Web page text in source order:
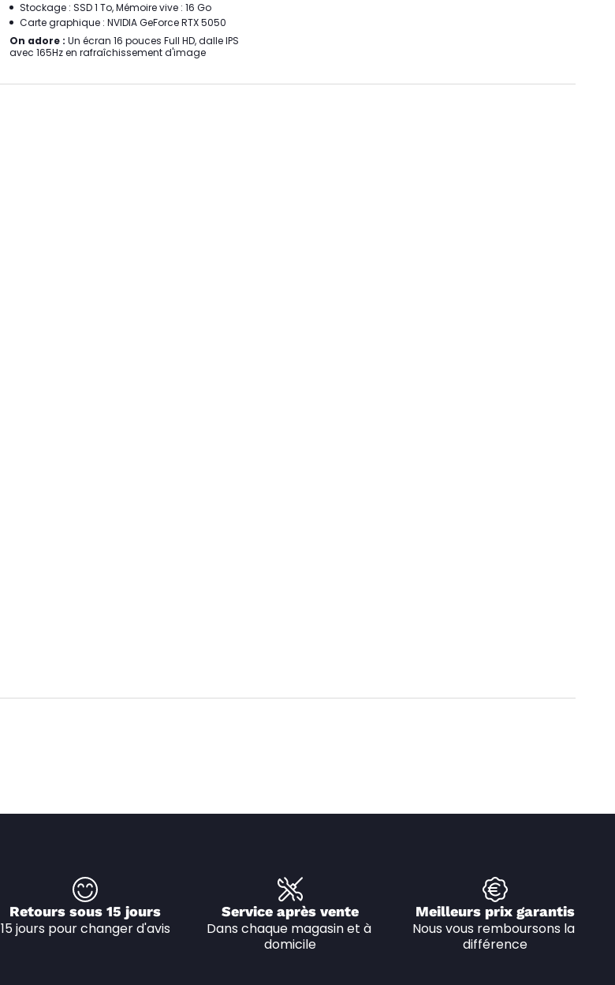
Stockage : SSD 1 To, Mémoire vive : 16 Go
Carte graphique : NVIDIA GeForce RTX 5050
On adore : Un écran 16 pouces Full HD, dalle IPS
avec 165Hz en rafraîchissement d'image
Retours sous 15 jours
15 jours pour changer d'avis
Service après vente
Dans chaque magasin et à
domicile
Meilleurs prix garantis
Nous vous remboursons la
différence